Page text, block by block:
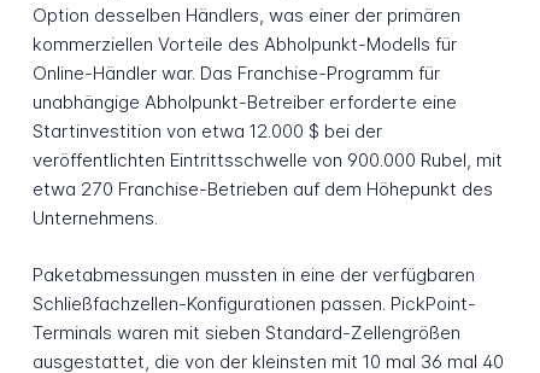
Option desselben Händlers, was einer der primären
kommerziellen Vorteile des Abholpunkt-Modells für
Online-Händler war. Das Franchise-Programm für
unabhängige Abholpunkt-Betreiber erforderte eine
Startinvestition von etwa 12.000 $ bei der
veröffentlichten Eintrittsschwelle von 900.000 Rubel, mit
etwa 270 Franchise-Betrieben auf dem Höhepunkt des
Unternehmens.
Paketabmessungen mussten in eine der verfügbaren
Schließfachzellen-Konfigurationen passen. PickPoint-
Terminals waren mit sieben Standard-Zellengrößen
ausgestattet, die von der kleinsten mit 10 mal 36 mal 40